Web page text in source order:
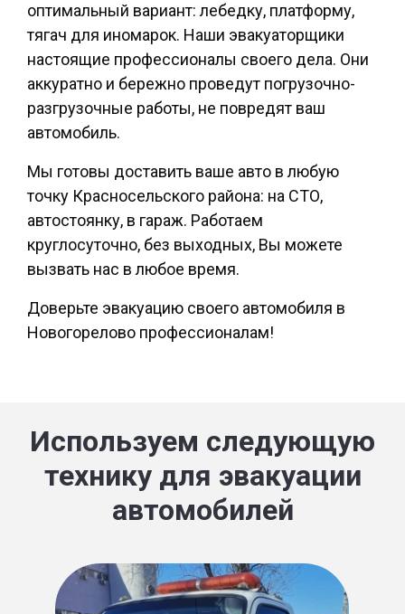
оптимальный вариант: лебедку, платформу,
тягач для иномарок. Наши эвакуаторщики
настоящие профессионалы своего дела. Они
аккуратно и бережно проведут погрузочно-
разгрузочные работы, не повредят ваш
автомобиль.
Мы готовы доставить ваше авто в любую
точку Красносельского района: на СТО,
автостоянку, в гараж. Работаем
круглосуточно, без выходных, Вы можете
вызвать нас в любое время.
Доверьте эвакуацию своего автомобиля в
Новогорелово профессионалам!
Используем следующую
технику для эвакуации
автомобилей